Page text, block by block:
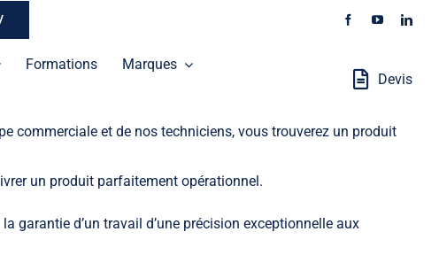
Formations
Marques
Devis
commerciale et de nos techniciens, vous trouverez un produit
un produit parfaitement opérationnel.
garantie d’un travail d’une précision exceptionnelle aux